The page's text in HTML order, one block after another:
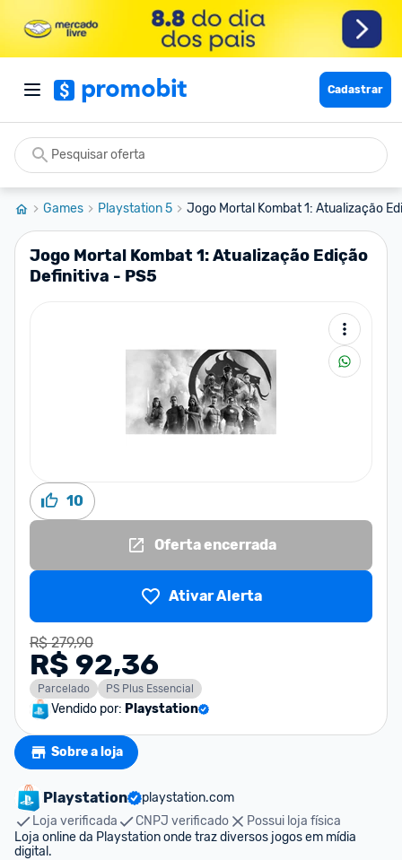
Cadastrar
Games Playstation 5 Jogo Mortal Kombat 1: Atualização
Jogo Mortal Kombat 1: Atualização Edição
Definitiva - PS5
10
Oferta encerrada
Ativar Alerta
R$ 279,90
R$ 92,36
Parcelado PS Plus Essencial
Vendido por: Playstation
Sobre a loja
Playstation
playstation.com
Loja verificada
CNPJ verificado
Possui loja física
Loja online da Playstation onde traz diversos jogos em mídia
digital.